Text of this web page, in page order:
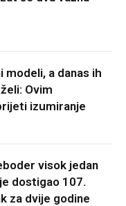
modeli, a danas ih
Ovim
izumiranje
visok jedan
dostigao 107.
za dvije godine